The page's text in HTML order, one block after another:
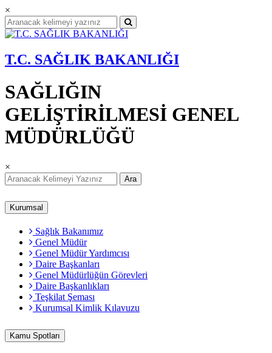
×
T.C. SAĞLIK BAKANLIĞI
SAĞLIĞIN
GELİŞTİRİLMESİ GENEL
MÜDÜRLÜĞÜ
×
Ara
Kurumsal
Sağlık Bakanımız
Genel Müdür
Genel Müdür Yardımcısı
Daire Başkanları
Genel Müdürlüğün Görevleri
Daire Başkanlıkları
Teşkilat Şeması
Kurumsal Kimlik Kılavuzu
Kamu Spotları